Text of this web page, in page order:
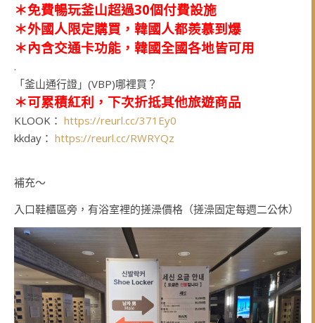
＊免費暢玩釜山超過30個付費設施
＊外國人限定購買，韓國人都羨慕到爆
＊內含交通卡功能，韓國全國各地皆可用
.
「釜山通行證」(VBP)哪裡買？
＊可累積紅利，下次折抵其他旅遊商品
KLOOK： https://reurl.cc/371Ey0
kkday： https://reurl.cc/RWRYQz
補充～
入口鞋櫃區旁，有浴室裡的搓澡價格（搓澡固定每週二公休）